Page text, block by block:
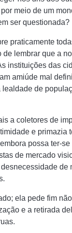
meio de um
ser questionada?
praticamente
lembrar que a
instituições das
amiúde mal
de
a coletores de
e primazia
possa ter-se
de mercado
de
ela pede fim
e a retirada